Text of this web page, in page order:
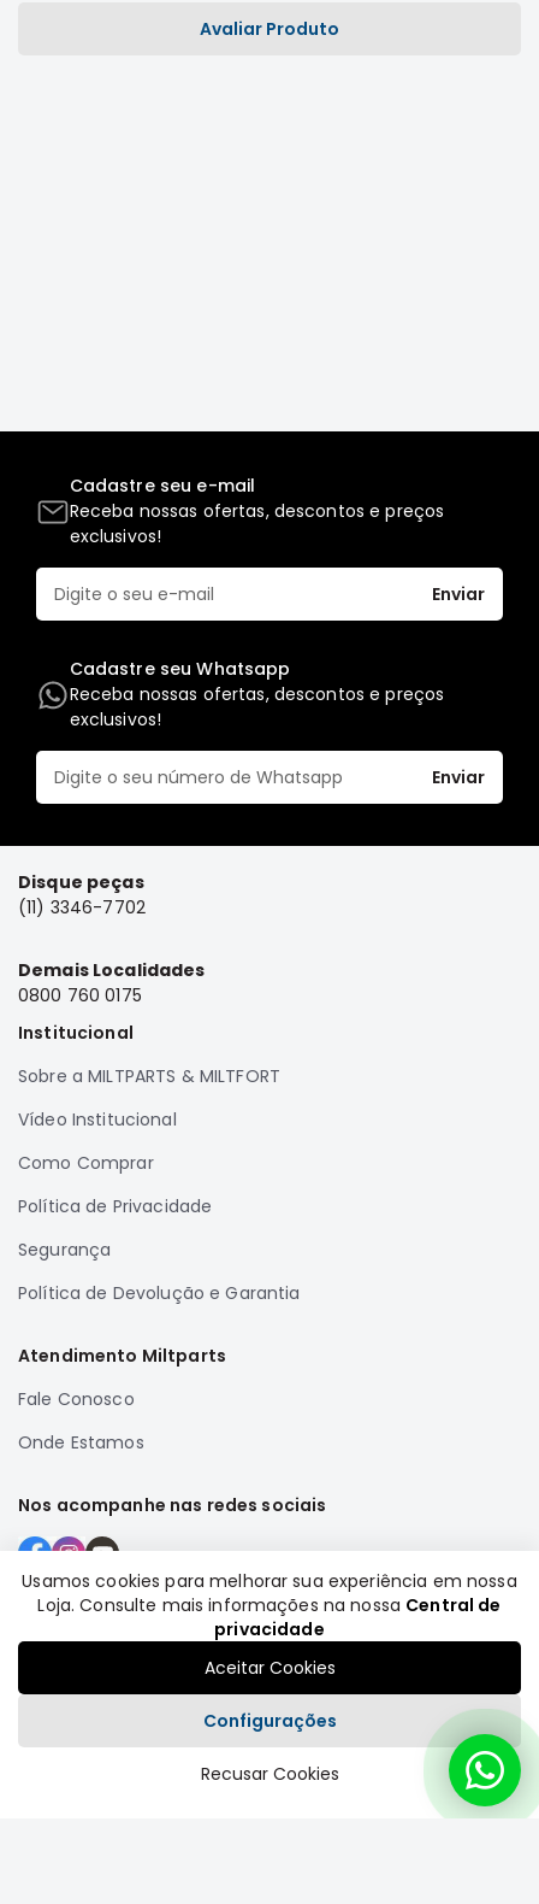
VIEMAR
DS
MAGNETI
MARELLI
NAKATA
EKSTRON
FRAS-
LE
NGK
FAMA
WILLTEC
L200
Triton
Dakar
Pajero
e
e
GL,
e
SPORT
Lancer
Airtrek
Avaliar Produto
Cadastre seu e-mail
Receba nossas ofertas, descontos e preços
exclusivos!
Enviar
Cadastre seu Whatsapp
Receba nossas ofertas, descontos e preços
exclusivos!
Enviar
Disque peças
(11) 3346-7702
Demais Localidades
0800 760 0175
Institucional
Sobre a MILTPARTS & MILTFORT
Vídeo Institucional
Como Comprar
Política de Privacidade
Segurança
Política de Devolução e Garantia
Atendimento Miltparts
Fale Conosco
Onde Estamos
Nos acompanhe nas redes sociais
Formas de pagamento
Plataforma
Usamos cookies para melhorar sua experiência em nossa
Loja. Consulte mais informações na nossa Central de
privacidade
Aceitar Cookies
Configurações
Recusar Cookies